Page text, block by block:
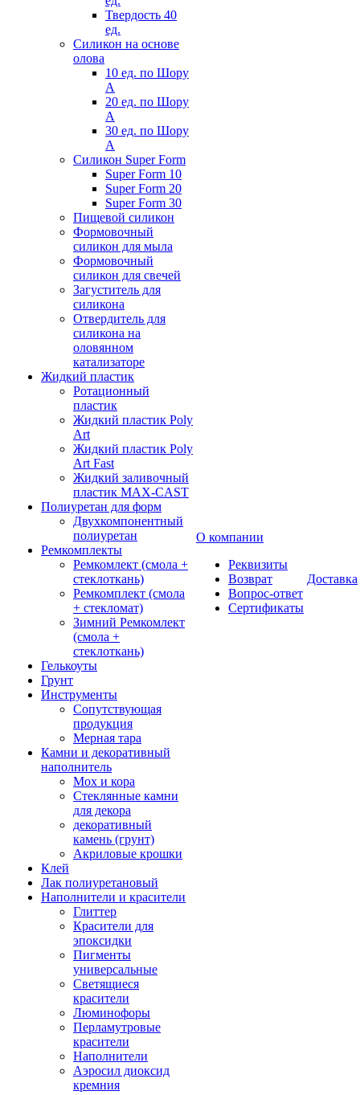
Твердость 40
ед.
Силикон на основе
олова
10 ед. по Шору
А
20 ед. по Шору
А
30 ед. по Шору
А
Силикон Super Form
Super Form 10
Super Form 20
Super Form 30
Пищевой силикон
Формовочный
силикон для мыла
Формовочный
силикон для свечей
Загуститель для
силикона
Отвердитель для
силикона на
оловянном
катализаторе
Жидкий пластик
Ротационный
пластик
Жидкий пластик Poly
Art
Жидкий пластик Poly
Art Fast
Жидкий заливочный
пластик MAX-CAST
Полиуретан для форм
Двухкомпонентный
полиуретан
Ремкомплекты
Ремкомлект (смола +
стеклоткань)
Ремкомплект (смола
+ стекломат)
Зимний Ремкомлект
(смола +
стеклоткань)
Гелькоуты
Грунт
Инструменты
Сопутствующая
продукция
Мерная тара
Камни и декоративный
наполнитель
Мох и кора
Стеклянные камни
для декора
декоративный
камень (грунт)
Акриловые крошки
Клей
Лак полиуретановый
Наполнители и красители
Глиттер
Красители для
эпоксидки
Пигменты
универсальные
Светящиеся
красители
Люминофоры
Перламутровые
красители
Наполнители
Аэросил диоксид
кремния
О компании
Реквизиты
Возврат
Вопрос-ответ
Сертификаты
Доставка